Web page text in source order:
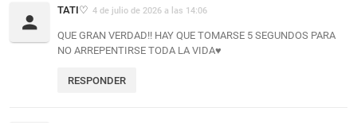
TATI♡ 4 de julio de 2026 a las 14:06
QUE GRAN VERDAD!! HAY QUE TOMARSE 5 SEGUNDOS PARA
NO ARREPENTIRSE TODA LA VIDA♥️
RESPONDER